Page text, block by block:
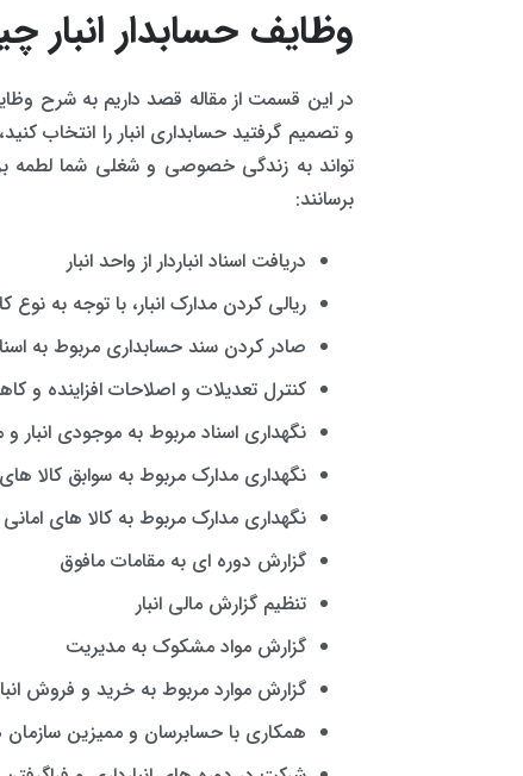
وظایف حسابدار
در این قسمت از مقاله قصد داریم به شرح
و تصمیم گرفتید حسابداری انبار را انتخاب
تواند به زندگی خصوصی و شغلی شما لطمه
برسانند:
دریافت اسناد انباردار از واحد انبار
ریالی کردن مدارک انبار، با توجه به نوع
صادر کردن سند حسابداری مربوط به اسناد
کنترل تعدیلات و اصلاحات افزاینده و
نگهداری اسناد مربوط به موجودی
نگهداری مدارک مربوط به سوابق کالا
نگهداری مدارک مربوط به کالا های
گزارش دوره ای به مقامات مافوق
تنظیم گزارش مالی انبار
گزارش مواد مشکوک به مدیریت
گزارش موارد مربوط به خرید و فروش
همکاری با حسابرسان و ممیزین سازمان